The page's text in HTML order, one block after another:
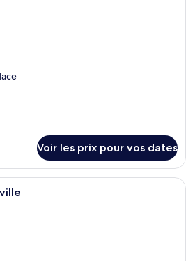
Voir les prix pour vos dates
Une chambre d’hôtel moderne